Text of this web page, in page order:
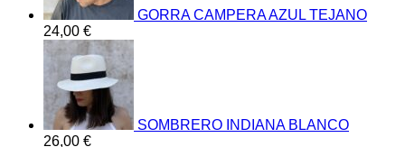
GORRA CAMPERA AZUL TEJANO
24,00 €
SOMBRERO INDIANA BLANCO
26,00 €